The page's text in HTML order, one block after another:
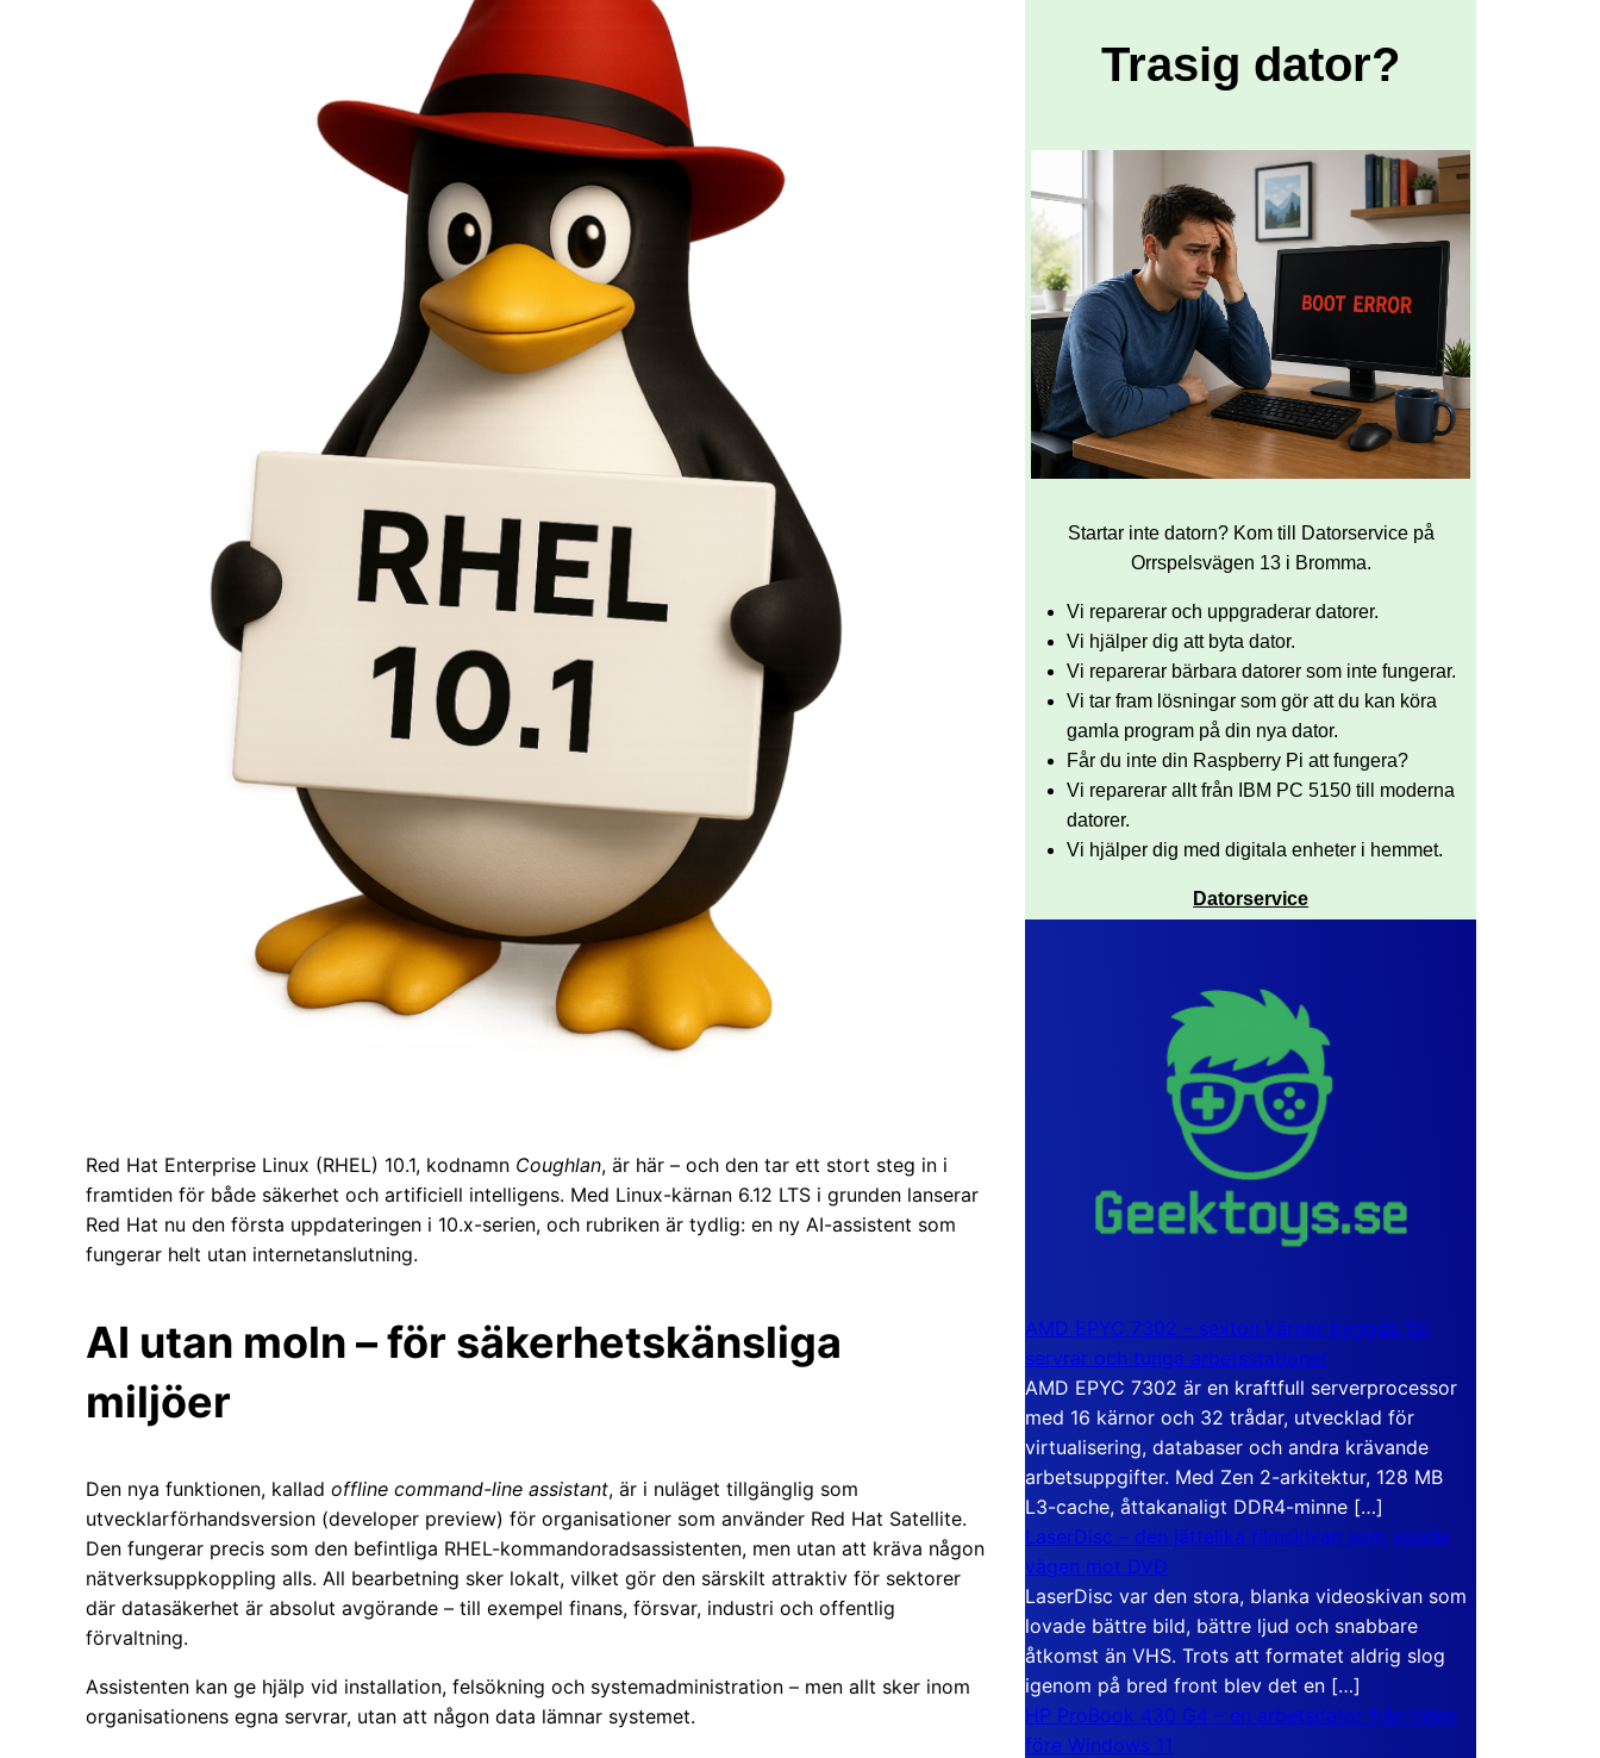
Red Hat Enterprise Linux (RHEL) 10.1, kodnamn Coughlan, är här – och den tar ett stort steg in i
framtiden för både säkerhet och artificiell intelligens. Med Linux-kärnan 6.12 LTS i grunden lanserar
Red Hat nu den första uppdateringen i 10.x-serien, och rubriken är tydlig: en ny AI-assistent som
fungerar helt utan internetanslutning.
AI utan moln – för säkerhetskänsliga
miljöer
Den nya funktionen, kallad offline command-line assistant, är i nuläget tillgänglig som
utvecklarförhandsversion (developer preview) för organisationer som använder Red Hat Satellite.
Den fungerar precis som den befintliga RHEL-kommandoradsassistenten, men utan att kräva någon
nätverksuppkoppling alls. All bearbetning sker lokalt, vilket gör den särskilt attraktiv för sektorer
där datasäkerhet är absolut avgörande – till exempel finans, försvar, industri och offentlig
förvaltning.
Assistenten kan ge hjälp vid installation, felsökning och systemadministration – men allt sker inom
organisationens egna servrar, utan att någon data lämnar systemet.
Trasig dator?
Startar inte datorn? Kom till Datorservice på
Orrspelsvägen 13 i Bromma.
Vi reparerar och uppgraderar datorer.
Vi hjälper dig att byta dator.
Vi reparerar bärbara datorer som inte fungerar.
Vi tar fram lösningar som gör att du kan köra
gamla program på din nya dator.
Får du inte din Raspberry Pi att fungera?
Vi reparerar allt från IBM PC 5150 till moderna
datorer.
Vi hjälper dig med digitala enheter i hemmet.
Datorservice
AMD EPYC 7302 – sexton kärnor byggda för
servrar och tunga arbetsstationer
AMD EPYC 7302 är en kraftfull serverprocessor
med 16 kärnor och 32 trådar, utvecklad för
virtualisering, databaser och andra krävande
arbetsuppgifter. Med Zen 2-arkitektur, 128 MB
L3-cache, åttakanaligt DDR4-minne […]
LaserDisc – den jättelika filmskivan som visade
vägen mot DVD
LaserDisc var den stora, blanka videoskivan som
lovade bättre bild, bättre ljud och snabbare
åtkomst än VHS. Trots att formatet aldrig slog
igenom på bred front blev det en […]
HP ProBook 430 G4 – en arbetsdator från tiden
före Windows 11